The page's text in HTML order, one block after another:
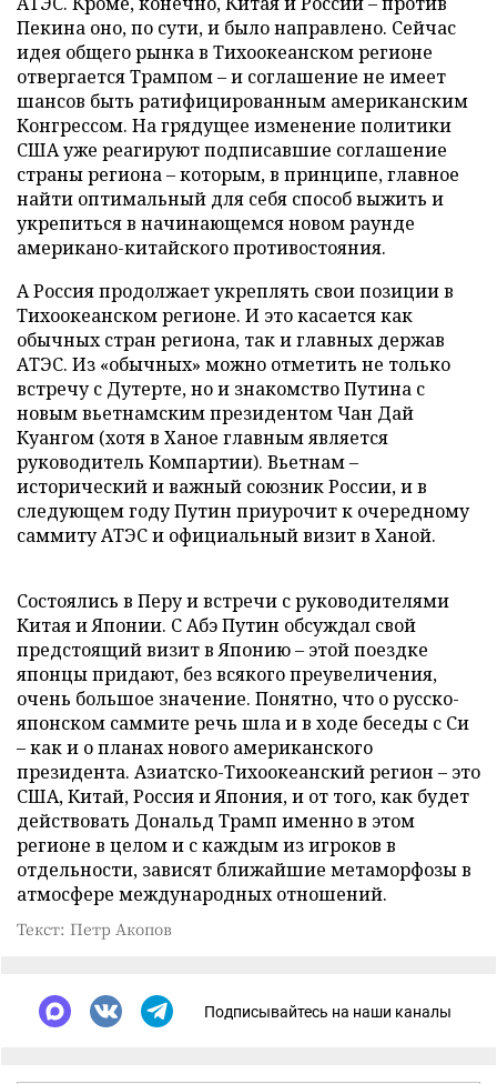
Пекина оно, по сути, и было направлено. Сейчас
идея общего рынка в Тихоокеанском регионе
отвергается Трампом – и соглашение не имеет
шансов быть ратифицированным американским
Конгрессом. На грядущее изменение политики
США уже реагируют подписавшие соглашение
страны региона – которым, в принципе, главное
найти оптимальный для себя способ выжить и
укрепиться в начинающемся новом раунде
американо-китайского противостояния.
А Россия продолжает укреплять свои позиции в
Тихоокеанском регионе. И это касается как
обычных стран региона, так и главных держав
АТЭС. Из «обычных» можно отметить не только
встречу с Дутерте, но и знакомство Путина с
новым вьетнамским президентом Чан Дай
Куангом (хотя в Ханое главным является
руководитель Компартии). Вьетнам –
исторический и важный союзник России, и в
следующем году Путин приурочит к очередному
саммиту АТЭС и официальный визит в Ханой.
Состоялись в Перу и встречи с руководителями
Китая и Японии. С Абэ Путин обсуждал свой
предстоящий визит в Японию – этой поездке
японцы придают, без всякого преувеличения,
очень большое значение. Понятно, что о русско-
японском саммите речь шла и в ходе беседы с Си
– как и о планах нового американского
президента. Азиатско-Тихоокеанский регион – это
США, Китай, Россия и Япония, и от того, как будет
действовать Дональд Трамп именно в этом
регионе в целом и с каждым из игроков в
отдельности, зависят ближайшие метаморфозы в
атмосфере международных отношений.
Текст: Петр Акопов
Подписывайтесь на наши каналы